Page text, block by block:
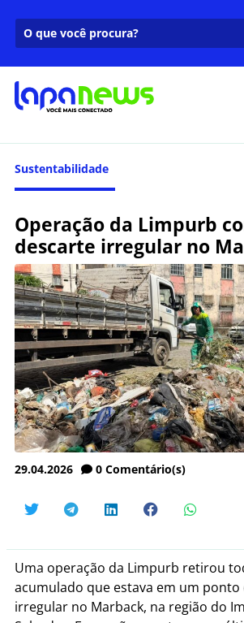
Sustentabilidade
Operação da Limpurb
descarte irregular no
29.04.2026 0 Comentário(s)
Uma operação da Limpurb retirou
acumulado que estava em um ponto
irregular no Marback, na região do